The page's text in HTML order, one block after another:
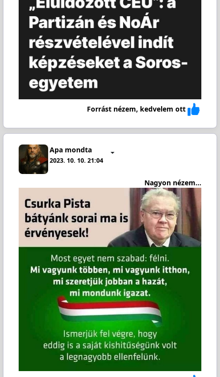
Forrást nézem, kedvelem ott
Apa mondta
2023. 10. 10. 21:04
Nagyon nézem...